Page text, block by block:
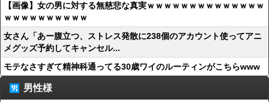
【画像】女の男に対する無慈悲な真実ｗｗｗｗｗｗｗｗｗｗｗｗｗｗ
ｗｗｗｗｗｗｗｗｗｗ
女さん「あー腹立つ、ストレス発散に238個のアカウント使ってアニ
メグッズ予約してキャンセル...
モテなさすぎて精神科通ってる30歳ワイのルーティンがこちらwww
男性様